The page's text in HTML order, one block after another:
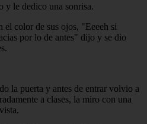
y le dedico una sonrisa.
color de sus ojos, "Eeeeh si
por lo de antes" dijo y se dio
la puerta y antes de entrar volvio a
a clases, la miro con una